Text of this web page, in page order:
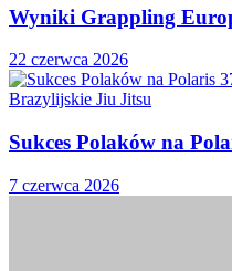
Wyniki Grappling
22 czerwca 2026
Brazylijskie Jiu Jitsu
Sukces Polaków na
7 czerwca 2026